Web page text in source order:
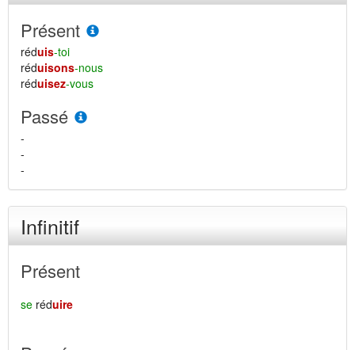
Présent
réduis-toi
réduisons-nous
réduisez-vous
Passé
-
-
-
Infinitif
Présent
se réduire